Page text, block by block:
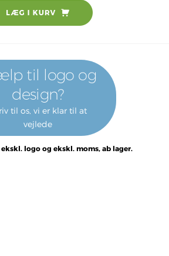
til logo og
design?
til os, vi er klar til at
vejlede
logo og ekskl. moms, ab lager.